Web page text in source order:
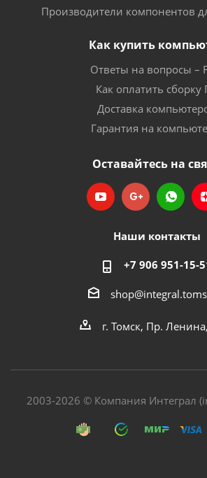
Производители компонентов
Как купить
Ответы на вопросы –
Как оплатить сборку
Доставка
Гарантия на
Оставайтесь на
Наши контакты
+7 906 951-15-
г. Томск, Пр.
2003-2026 © Компания Интеграл